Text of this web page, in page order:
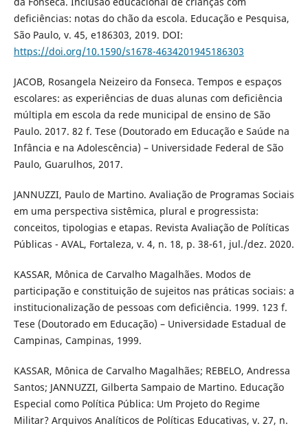
deficiências: notas do chão da escola. Educação e Pesquisa,
São Paulo, v. 45, e186303, 2019. DOI:
https://doi.org/10.1590/s1678-4634201945186303
JACOB, Rosangela Neizeiro da Fonseca. Tempos e espaços
escolares: as experiências de duas alunas com deficiência
múltipla em escola da rede municipal de ensino de São
Paulo. 2017. 82 f. Tese (Doutorado em Educação e Saúde na
Infância e na Adolescência) – Universidade Federal de São
Paulo, Guarulhos, 2017.
JANNUZZI, Paulo de Martino. Avaliação de Programas Sociais
em uma perspectiva sistêmica, plural e progressista:
conceitos, tipologias e etapas. Revista Avaliação de Políticas
Públicas - AVAL, Fortaleza, v. 4, n. 18, p. 38-61, jul./dez. 2020.
KASSAR, Mônica de Carvalho Magalhães. Modos de
participação e constituição de sujeitos nas práticas sociais: a
institucionalização de pessoas com deficiência. 1999. 123 f.
Tese (Doutorado em Educação) – Universidade Estadual de
Campinas, Campinas, 1999.
KASSAR, Mônica de Carvalho Magalhães; REBELO, Andressa
Santos; JANNUZZI, Gilberta Sampaio de Martino. Educação
Especial como Política Pública: Um Projeto do Regime
Militar? Arquivos Analíticos de Políticas Educativas, v. 27, n.